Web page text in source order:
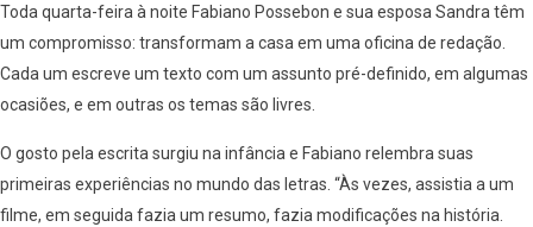
Toda quarta-feira à noite Fabiano Possebon e sua esposa Sandra têm
um compromisso: transformam a casa em uma oficina de redação.
Cada um escreve um texto com um assunto pré-definido, em algumas
ocasiões, e em outras os temas são livres.
O gosto pela escrita surgiu na infância e Fabiano relembra suas
primeiras experiências no mundo das letras. “Às vezes, assistia a um
filme, em seguida fazia um resumo, fazia modificações na história.